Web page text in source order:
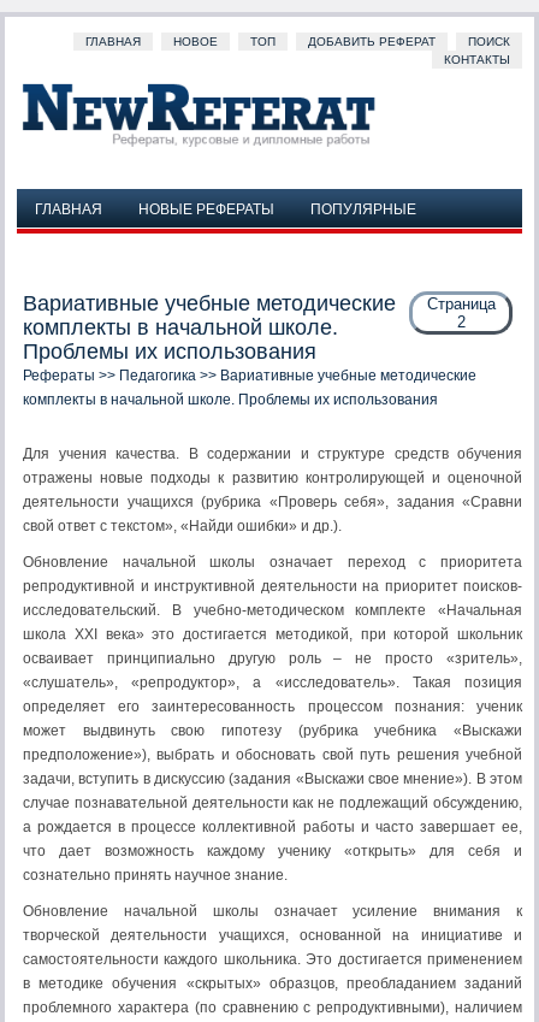
ГЛАВНАЯ НОВОЕ ТОП ДОБАВИТЬ РЕФЕРАТ
ПОИСК
КОНТАКТЫ
ГЛАВНАЯ НОВЫЕ РЕФЕРАТЫ
ПОПУЛЯРНЫЕ
Страница
2
Вариативные учебные методические
комплекты в начальной школе.
Проблемы их использования
Рефераты >> Педагогика >> Вариативные учебные методические
комплекты в начальной школе. Проблемы их использования
Для учения качества. В содержании и структуре средств обучения
отражены новые подходы к развитию контролирующей и оценочной
деятельности учащихся (рубрика «Проверь себя», задания «Сравни
свой ответ с текстом», «Найди ошибки» и др.).
Обновление начальной школы означает переход с приоритета
репродуктивной и инструктивной деятельности на приоритет поисков-
исследовательский. В учебно-методическом комплекте «Начальная
школа XXI века» это достигается методикой, при которой школьник
осваивает принципиально другую роль – не просто «зритель»,
«слушатель», «репродуктор», а «исследователь». Такая позиция
определяет его заинтересованность процессом познания: ученик
может выдвинуть свою гипотезу (рубрика учебника «Выскажи
предположение»), выбрать и обосновать свой путь решения учебной
задачи, вступить в дискуссию (задания «Выскажи свое мнение»). В этом
случае познавательной деятельности как не подлежащий обсуждению,
а рождается в процессе коллективной работы и часто завершает ее,
что дает возможность каждому ученику «открыть» для себя и
сознательно принять научное знание.
Обновление начальной школы означает усиление внимания к
творческой деятельности учащихся, основанной на инициативе и
самостоятельности каждого школьника. Это достигается применением
в методике обучения «скрытых» образцов, преобладанием заданий
проблемного характера (по сравнению с репродуктивными), наличием